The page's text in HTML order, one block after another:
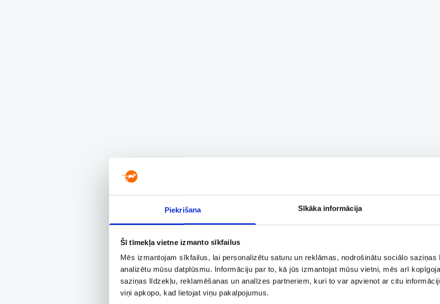
Piekrišana Sīkāka informācija
Šī tīmekļa vietne izmanto sīkfailus
Mēs izmantojam sīkfailus, lai personalizētu saturu un reklāmas, nodrošinātu sociālo
analizētu mūsu datplūsmu. Informāciju par to, kā jūs izmantojat mūsu vietni, mēs arī
saziņas līdzekļu, reklamēšanas un analīzes partneriem, kuri to var apvienot ar citu
viņi apkopo, kad lietojat viņu pakalpojumus.